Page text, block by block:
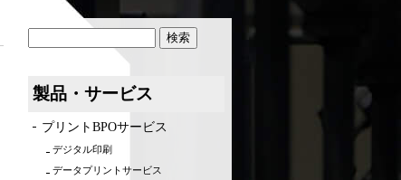
製品・サービス
プリントBPOサービス
デジタル印刷
データプリントサービス